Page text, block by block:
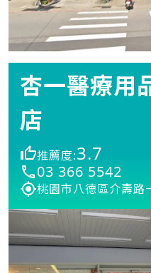
杏一醫療用
店
推薦度:3.7
03 366 5542
桃園市八德區介壽路